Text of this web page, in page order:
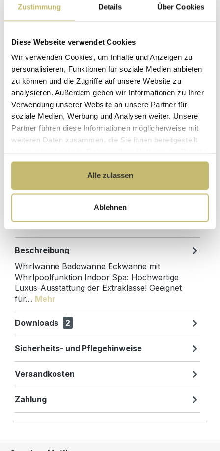
Zustimmung Details Über Cookies
Diese Webseite verwendet Cookies
Wir verwenden Cookies, um Inhalte und Anzeigen zu
personalisieren, Funktionen für soziale Medien anbieten
zu können und die Zugriffe auf unsere Website zu
analysieren. Außerdem geben wir Informationen zu Ihrer
Verwendung unserer Website an unsere Partner für
soziale Medien, Werbung und Analysen weiter. Unsere
Partner führen diese Informationen möglicherweise mit
weiteren Daten zusammen, die Sie ihnen bereitgestellt
gesammelt haben.
Alle zulassen
Ablehnen
Ohne Armaturen
Maße (H/B/T): 70 / 180 / 130 cm
Hochwertige
Materialien
Herstellerpreis
ohne
Zwischenhändler
Kundenbetreuung
Gut verpackt für
Germany
Rückgaberecht
Produktdetails
Beschreibung
Whirlwanne Badewanne Eckwanne mit
Whirlpoolfunktion Indoor Spa: Hochwertige
Luxus-Ausstattung der Extraklasse! Geeignet
für… Mehr
Downloads 2
Sicherheits- und Pflegehinweise
Versandkosten
Zahlung